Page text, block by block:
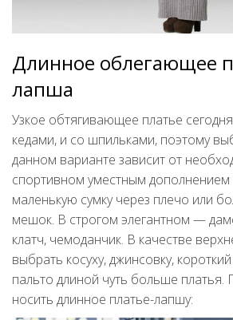
Длинное облегающее
лапша
Узкое обтягивающее платье
кедами, и со шпильками, поэтому
данном варианте зависит от
спортивном уместным
маленькую сумку через плечо или
мешок. В строгом элегантном —
клатч, чемоданчик. В качестве
выбрать косуху, джинсовку,
пальто длиной чуть больше
носить длинное платье-лапшу: